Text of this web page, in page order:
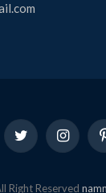
Twitter
Right Reserved